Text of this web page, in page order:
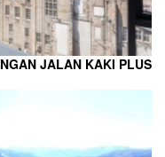
JALAN KAKI PLUS